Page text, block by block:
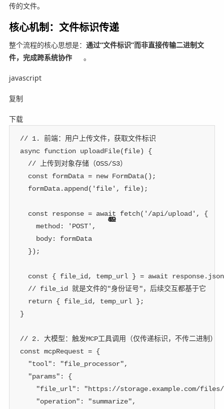
2
1
62
12
12
19
传的文件。
核心机制：文件标识传递
整个流程的核心思想是： 通过“文件标识”而非直接传输二进制文
件，完成跨系统协作
42
。
javascript
复制
下载
// 1. 前端：用户上传文件，获取文件标识
async function uploadFile(file)
{
// 上传到对象存储（OSS/S3）
const formData = new FormData( ) ;
  formData
. append ( 'file' , file) ;
const response = await fetch( '/api/upload' ,
{
method : 'POST' ,
body:
formData
}) ;
const { file_id , temp_url } = await response. json
// file_id 就是文件的"身份证号"，后续交互都基于它
return { file_id , temp_url } ;
}
// 2. 大模型：触发MCP工具调用（仅传递标识，不传二进制）
const mcpRequest = {
"tool" : "file_processor",
"params" :
{
"file_url" :
"https://storage.example.com/files/
"operation" : "summarize",
49
19
5
49